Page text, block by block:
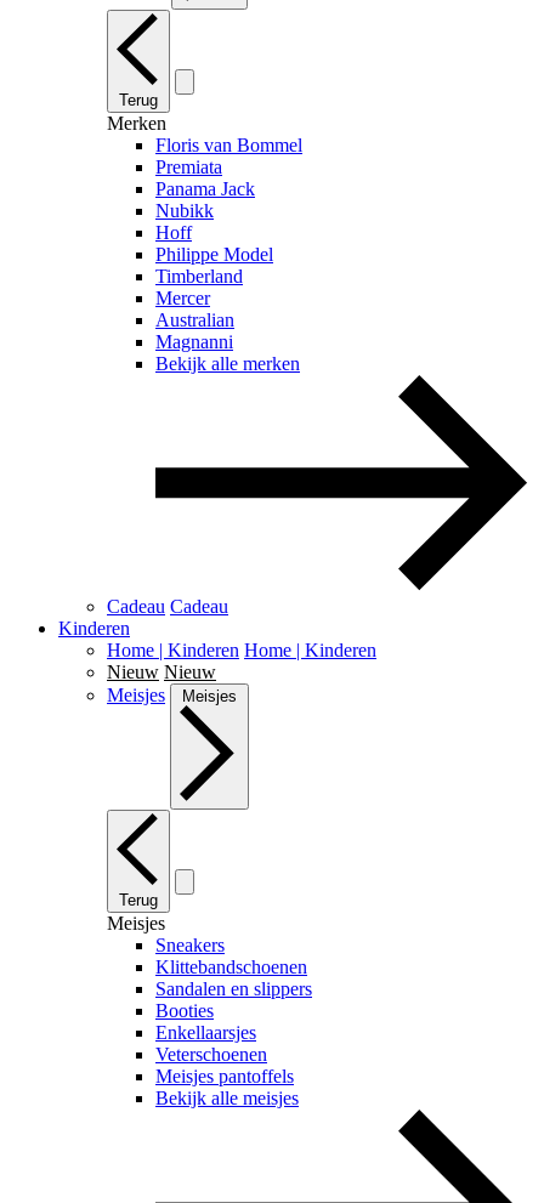
Terug
Merken
Floris van Bommel
Premiata
Panama Jack
Nubikk
Hoff
Philippe Model
Timberland
Mercer
Australian
Magnanni
Bekijk alle merken
Cadeau Cadeau
Kinderen
Home | Kinderen Home | Kinderen
Nieuw Nieuw
Meisjes
Meisjes
Terug
Meisjes
Sneakers
Klittebandschoenen
Sandalen en slippers
Booties
Enkellaarsjes
Veterschoenen
Meisjes pantoffels
Bekijk alle meisjes